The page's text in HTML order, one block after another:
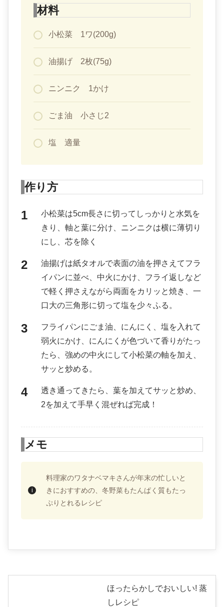
材料
小松菜 1ワ(200g)
油揚げ 2枚(75g)
ニンニク 1かけ
ごま油 小さじ2
塩 適量
作り方
小松菜は5cm長さに切ってしっかりと水気を
きり、軸と葉に分け、ニンニクは横に薄切り
にし、芯を除く
油揚げは紙タオルで表面の油を押さえてフラ
イパンに並べ、中火にかけ、フライ返しなど
で軽く押さえながら両面をカリッと焼き、一
口大の三角形に切って塩を少々ふる。
フライパンにごま油、にんにく、塩を入れて
弱火にかけ、にんにくが色づいて香りがたっ
たら、強めの中火にして小松菜の軸を加え、
サッと炒める。
透き通ってきたら、葉を加えてサッと炒め、
2を加えて手早く混ぜれば完成！
メモ
料理家のワタナベマキさんが年末の忙しいと
きにおすすめの、冬野菜もたんぱく質もたっ
ぷりとれるレシピ
ほったらかしでおいしい! 蒸
しレシピ